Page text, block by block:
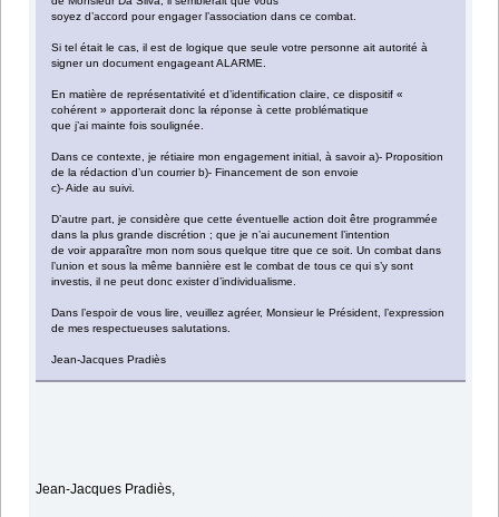
soyez d’accord pour engager l’association dans ce combat.
Si tel était le cas, il est de logique que seule votre personne ait autorité à
signer un document engageant ALARME.
En matière de représentativité et d’identification claire, ce dispositif «
cohérent » apporterait donc la réponse à cette problématique
que j’ai mainte fois soulignée.
Dans ce contexte, je rétiaire mon engagement initial, à savoir a)- Proposition
de la rédaction d’un courrier b)- Financement de son envoie
c)- Aide au suivi.
D’autre part, je considère que cette éventuelle action doit être programmée
dans la plus grande discrétion ; que je n’ai aucunement l’intention
de voir apparaître mon nom sous quelque titre que ce soit. Un combat dans
l’union et sous la même bannière est le combat de tous ce qui s’y sont
investis, il ne peut donc exister d’individualisme.
Dans l’espoir de vous lire, veuillez agréer, Monsieur le Président, l’expression
de mes respectueuses salutations.
Jean-Jacques Pradiès
Jean-Jacques Pradiès,